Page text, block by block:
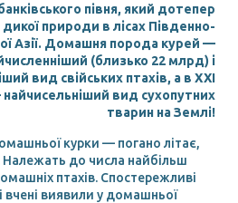
півня, який дотепер
природи в лісах Південно-
Азії. Домашня порода курей —
(близько 22 млрд) і
вид свійських птахів, а в XXI
найчисельніший вид сухопутних
тварин на Землі!
курки — погано літає,
Належать до числа найбільш
птахів. Спостережливі
вчені виявили у домашньої